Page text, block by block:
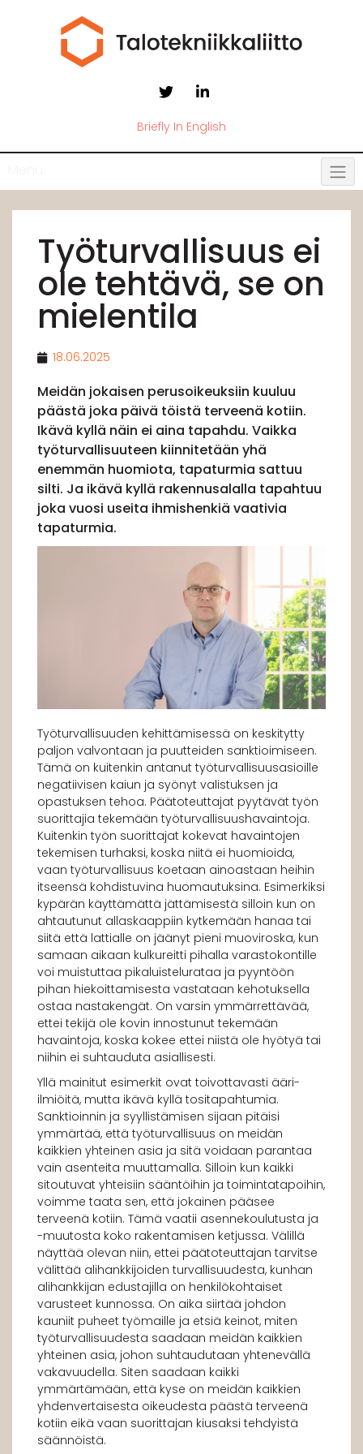
Briefly In English
Työturvallisuus ei
ole tehtävä, se on
mielentila
18.06.2025
Meidän jokaisen perusoikeuksiin kuuluu
päästä joka päivä töistä terveenä kotiin.
Ikävä kyllä näin ei aina tapahdu. Vaikka
työturvallisuuteen kiinnitetään yhä
enemmän huomiota, tapaturmia sattuu
silti. Ja ikävä kyllä rakennusalalla tapahtuu
joka vuosi useita ihmishenkiä vaativia
tapaturmia.
Työturvallisuuden kehittämisessä on keskitytty
paljon valvontaan ja puutteiden sanktioimiseen.
Tämä on kuitenkin antanut työturvallisuusasioille
negatiivisen kaiun ja syönyt valistuksen ja
opastuksen tehoa. Päätoteuttajat pyytävät työn
suorittajia tekemään työturvallisuushavaintoja.
Kuitenkin työn suorittajat kokevat havaintojen
tekemisen turhaksi, koska niitä ei huomioida,
vaan työturvallisuus koetaan ainoastaan heihin
itseensä kohdistuvina huomautuksina. Esimerkiksi
kypärän käyttämättä jättämisestä silloin kun on
ahtautunut allaskaappiin kytkemään hanaa tai
siitä että lattialle on jäänyt pieni muoviroska, kun
samaan aikaan kulkureitti pihalla varastokontille
voi muistuttaa pikaluistelurataa ja pyyntöön
pihan hiekoittamisesta vastataan kehotuksella
ostaa nastakengät. On varsin ymmärrettävää,
ettei tekijä ole kovin innostunut tekemään
havaintoja, koska kokee ettei niistä ole hyötyä tai
niihin ei suhtauduta asiallisesti.
Yllä mainitut esimerkit ovat toivottavasti ääri-
ilmiöitä, mutta ikävä kyllä tositapahtumia.
Sanktioinnin ja syyllistämisen sijaan pitäisi
ymmärtää, että työturvallisuus on meidän
kaikkien yhteinen asia ja sitä voidaan parantaa
vain asenteita muuttamalla. Silloin kun kaikki
sitoutuvat yhteisiin sääntöihin ja toimintatapoihin,
voimme taata sen, että jokainen pääsee
terveenä kotiin. Tämä vaatii asennekoulutusta ja
-muutosta koko rakentamisen ketjussa. Välillä
näyttää olevan niin, ettei päätoteuttajan tarvitse
välittää alihankkijoiden turvallisuudesta, kunhan
alihankkijan edustajilla on henkilökohtaiset
varusteet kunnossa. On aika siirtää johdon
kauniit puheet työmaille ja etsiä keinot, miten
työturvallisuudesta saadaan meidän kaikkien
yhteinen asia, johon suhtaudutaan yhtenevällä
vakavuudella. Siten saadaan kaikki
ymmärtämään, että kyse on meidän kaikkien
yhdenvertaisesta oikeudesta päästä terveenä
kotiin eikä vaan suorittajan kiusaksi tehdyistä
säännöistä.